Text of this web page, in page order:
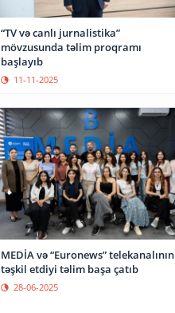
“TV və canlı jurnalistika”
mövzusunda təlim proqramı
başlayıb
11-11-2025
MEDİA və “Euronews” telekanalının
təşkil etdiyi təlim başa çatıb
28-06-2025